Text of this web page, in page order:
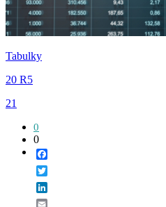
Tabulky
20 R5
21
0
0